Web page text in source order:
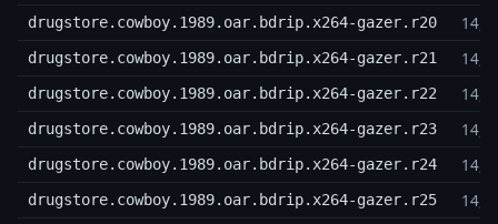
drugstore.cowboy.1989.oar.bdrip.x264-gazer.r20
drugstore.cowboy.1989.oar.bdrip.x264-gazer.r21
drugstore.cowboy.1989.oar.bdrip.x264-gazer.r22
drugstore.cowboy.1989.oar.bdrip.x264-gazer.r23
drugstore.cowboy.1989.oar.bdrip.x264-gazer.r24
drugstore.cowboy.1989.oar.bdrip.x264-gazer.r25